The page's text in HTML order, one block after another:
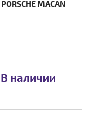
MACAN
В наличии